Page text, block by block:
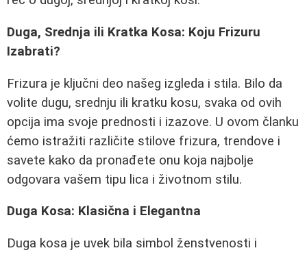
Duga, Srednja ili Kratka Kosa: Koju Frizuru
Izabrati?
Frizura je ključni deo našeg izgleda i stila. Bilo da
volite dugu, srednju ili kratku kosu, svaka od ovih
opcija ima svoje prednosti i izazove. U ovom članku
ćemo istražiti različite stilove frizura, trendove i
savete kako da pronađete onu koja najbolje
odgovara vašem tipu lica i životnom stilu.
Duga Kosa: Klasična i Elegantna
Duga kosa je uvek bila simbol ženstvenosti i